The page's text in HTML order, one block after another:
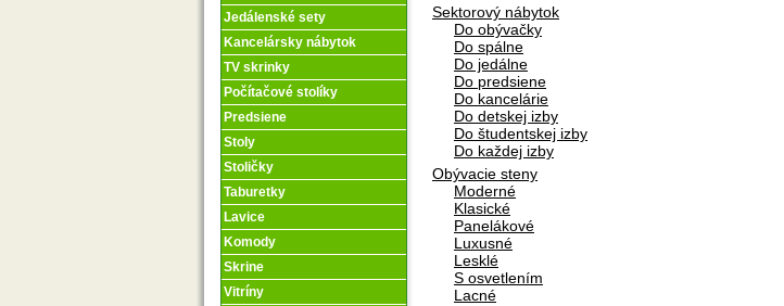
Jedálenské sety
Kancelársky nábytok
TV skrinky
Počítačové stolíky
Predsiene
Stoly
Stoličky
Taburetky
Lavice
Komody
Skrine
Vitríny
Sektorový nábytok
Do obývačky
Do spálne
Do jedálne
Do predsiene
Do kancelárie
Do detskej izby
Do študentskej izby
Do každej izby
Obývacie steny
Moderné
Klasické
Panelákové
Luxusné
Lesklé
S osvetlením
Lacné